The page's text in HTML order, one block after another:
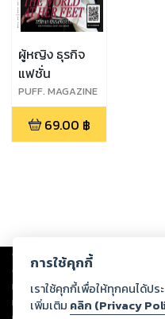
ผู้หญิง ธุรกิจ
แฟชั่น
PUFF. MAGAZINE
: INAUGURAL
ISSUE : MARCH
2023
69.00 ฿
Copyright © 2026
ต่อผลงานหรือเนื้อหาใดที่อัปโหลดผ่า
ทรัพย์สินทางปัญญาของบุคคลอื่นหรื
ทุกท่านโปรดใช้วิจารณญาณในการก
การใช้คุกกี้
เราใช้คุกกี้เพื่อให้ทุกคนได้ป
เพิ่มเติม คลิก (Privacy